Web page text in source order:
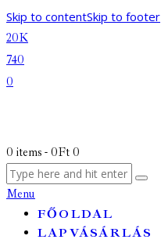
Skip to contentSkip to footer
20K
740
0
0 items - 0Ft 0
Menu
FŐOLDAL
LAPVÁSÁRLÁS